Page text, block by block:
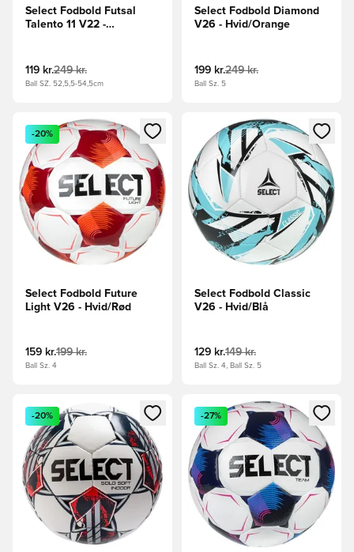
Select Fodbold Futsal
Talento 11 V22 -
119 kr.249 kr.
Ball SZ. 52,5,5-54,5cm
Select Fodbold Diamond
V26 - Hvid/Orange
199 kr.249 kr.
Ball Sz. 5
Åbner en Modal til at logge ind eller tilmelde dig som
-20%
Select Fodbold Future
Light V26 - Hvid/Rød
159 kr.199 kr.
Ball Sz. 4
Åbner en Modal til at logge
Select Fodbold Classic
V26 - Hvid/Blå
129 kr.149 kr.
Ball Sz. 4, Ball Sz. 5
Åbner en Modal til at logge ind eller tilmelde dig som
-20%
Åbner en Modal til at logge
-27%